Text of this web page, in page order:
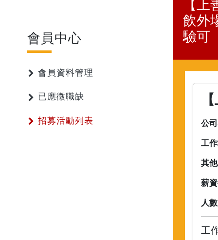
【
飲外
驗可
會員中心
會員資料管理
已應徵職缺
招募活動列表
公
工
其
薪
人
工